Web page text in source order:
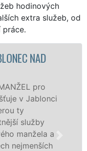
hodinových
extra služeb, od
práce.
NAD
pro
Jablonci
a